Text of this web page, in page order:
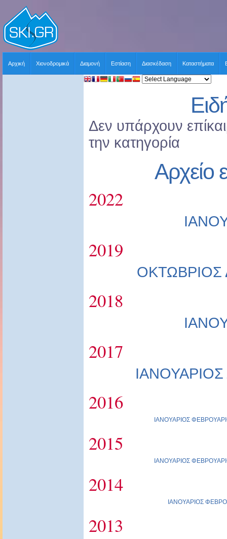
Αρχική Χιονοδρομικά Διαμονή Εστίαση Διασκέδαση Καταστήματα
Δεν υπάρχουν
την κατηγορία
Αρχείο
2022
2019
ΟΚΤΩΒΡΙΟΣ
2018
2017
ΙΑΝΟΥΑΡΙΟΣ
2016
ΙΑΝΟΥΑΡΙΟΣ
2015
ΙΑΝΟΥΑΡΙΟΣ
2014
ΙΑΝΟΥΑΡΙΟΣ
2013